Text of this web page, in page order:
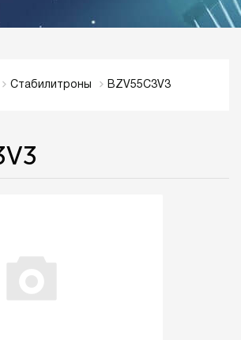
Стабилитроны BZV55C3V3